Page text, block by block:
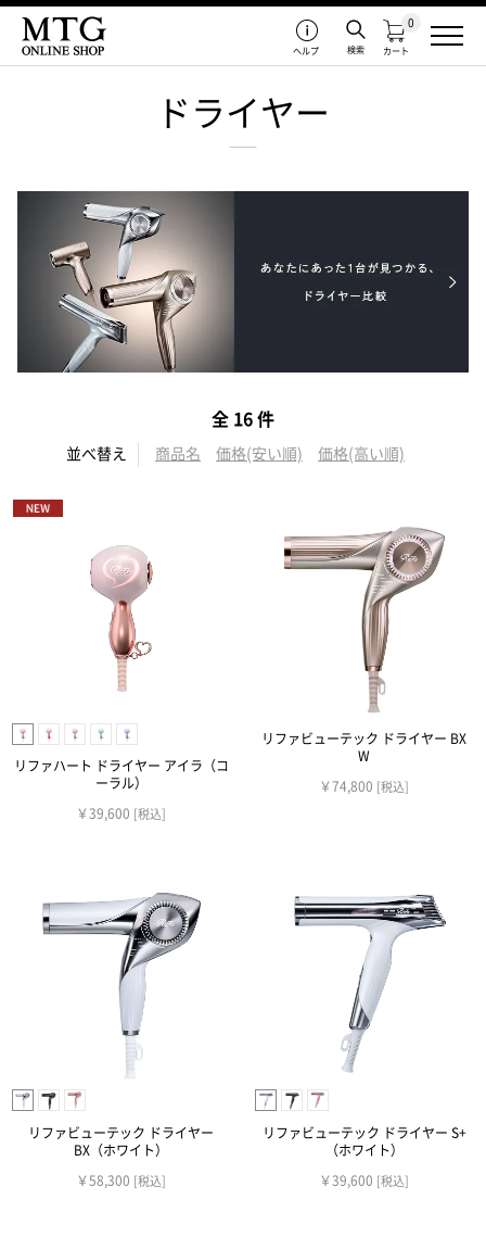
カート
0
検索
ヘルプ
ドライヤー
全 16 件
並べ替え 商品名 価格(安い順) 価格(高い順)
リファハート ドライヤー アイラ（コ
ーラル）
￥39,600 [税込]
リファビューテック ドライヤー BX
W
￥74,800 [税込]
リファビューテック ドライヤー
BX（ホワイト）
￥58,300 [税込]
リファビューテック ドライヤー S+
（ホワイト）
￥39,600 [税込]